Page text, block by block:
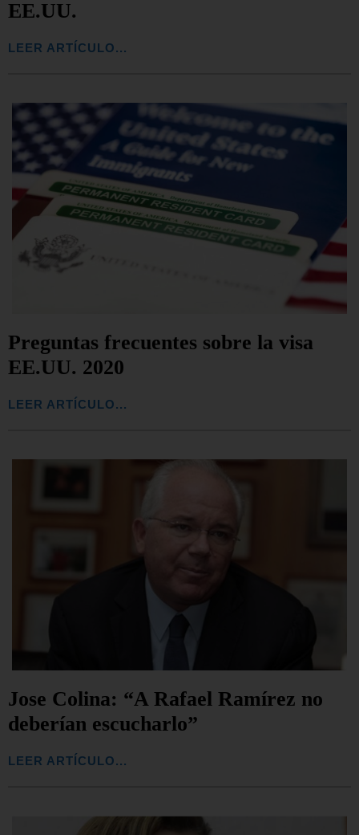
EE.UU.
LEER ARTÍCULO...
Preguntas frecuentes sobre la visa
EE.UU. 2020
LEER ARTÍCULO...
Jose Colina: “A Rafael Ramírez no
deberían escucharlo”
LEER ARTÍCULO...